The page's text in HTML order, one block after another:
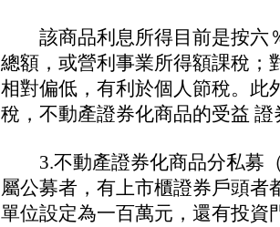
該商品利息所得目前是按六
總額，或營利事業所得額課稅；
相對偏低，有利於個人節稅。此
稅，不動產證券化商品的受益
3.不動產證券化商品分私募（
屬公募者，有上市櫃證券戶頭
單位設定為一百萬元，還有投資